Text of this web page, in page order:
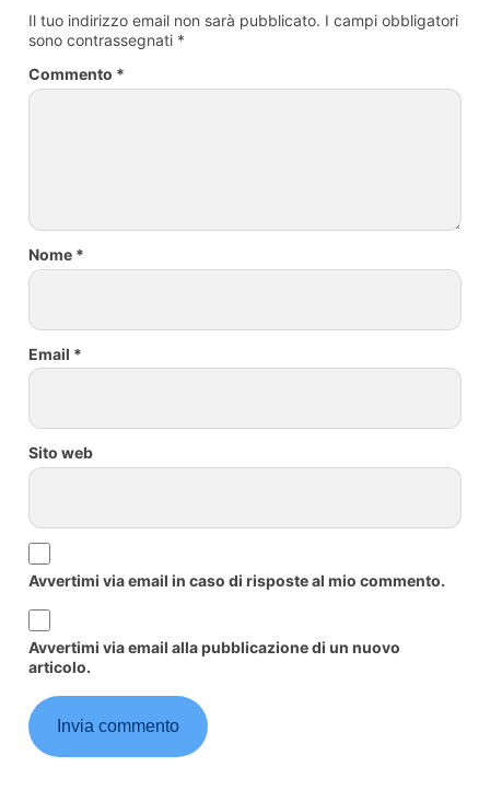
Il tuo indirizzo email non sarà pubblicato. I campi obbligatori
sono contrassegnati *
Commento *
Nome *
Email *
Sito web
Avvertimi via email in caso di risposte al mio commento.
Avvertimi via email alla pubblicazione di un nuovo
articolo.